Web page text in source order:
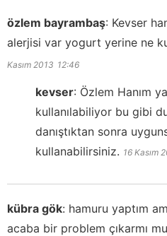
özlem bayrambaş: Kevser
alerjisi var yogurt yerine ne
Kasım 2013 12:46
kevser: Özlem Hanım
kullanılabiliyor bu gibi
danıştıktan sonra
kullanabilirsiniz. 16 Kasım
kübra gök: hamuru yaptım
acaba bir problem çıkarmı